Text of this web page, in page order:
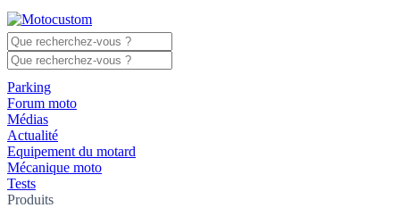
Parking
Forum moto
Médias
Actualité
Equipement du motard
Mécanique moto
Tests
Produits